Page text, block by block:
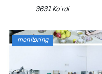
shahridagi
oshirildi. Ushbu
maqsad ushbu
ayollarga
birga ularni
3631 Ko'rdi
monitoring